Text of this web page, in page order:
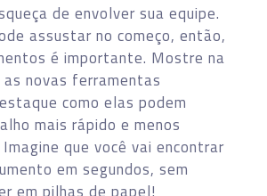
de envolver sua equipe.
assustar no começo, então,
é importante. Mostre na
novas ferramentas
como elas podem
mais rápido e menos
que você vai encontrar
em segundos, sem
em pilhas de papel!